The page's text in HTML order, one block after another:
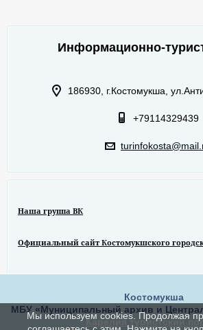
Информационно-
186930, г.Костомукша,
+79114329439
Наша группа ВК
Официальный сайт Костомукшского
Костомукша
МБУ «Муниципальный архив и
Карелия туристский
Мы используем cookies. Продолжая